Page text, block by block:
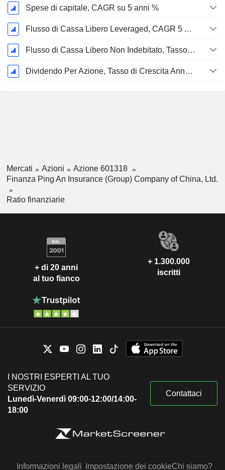
Spese di capitale, CAGR su 5 anni %
Flusso di Cassa Libero Leveraged, CAGR 5 Anni %
Flusso di Cassa Libero Non Indebitato, Tasso di Crescita Annuo Composto su 5 Anni %
Dividendo Per Azione, Tasso di Crescita Annuo Composto a 5 Anni %
Mercati Azioni
Azione 601318
Finanza Ping An Insurance (Group) Company of China, Ltd.
Ratio finanziarie
+ di 20 anni
al tuo fianco
+ 1.300.000
iscritti
I NOSTRI ESPERTI AL TUO
SERVIZIO
Lunedì-Venerdì 09:00-12:00/14:00-
18:00
Contattaci
Informazioni legali Impostazione dei cookieChi siamo?